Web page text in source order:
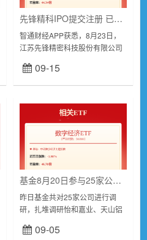
先锋精科IPO提交注册 已实现量产供应7nm及以下国产刻蚀设备关键零部件
智通财经APP获悉，8月23日，
江苏先锋精密科技股份有限公司
创板IPO审核状态变更为“提交注
册”。华泰联合证券为其保荐机
09-15
基金8月20日参与25家公司的调研活动
昨日基金共对25家公司进行调
研，扎堆调研怡和嘉业、天山铝
宝统计，8月20日共30家公司被
09-05